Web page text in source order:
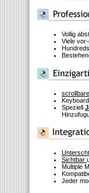
Vollig
Viele
Speziell
Sichtbar
Multiple
Jeder